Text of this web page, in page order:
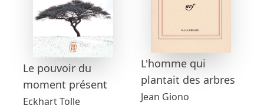
Le pouvoir du
moment présent
Eckhart Tolle
L'homme qui
plantait des arbres
Jean Giono